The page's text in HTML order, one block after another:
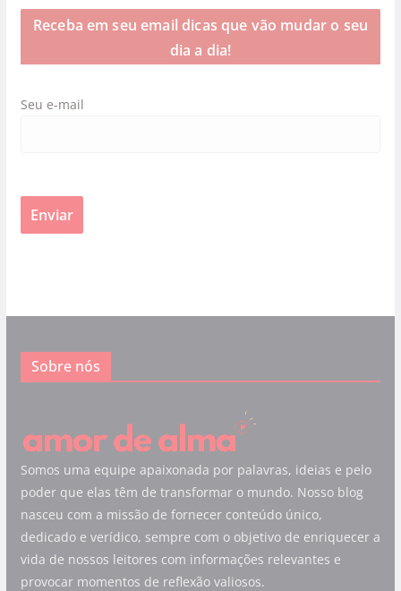
Receba em seu email dicas que vão mudar o seu
dia a dia!
Seu e-mail
Sobre nós
Somos uma equipe apaixonada por palavras, ideias e pelo
poder que elas têm de transformar o mundo. Nosso blog
nasceu com a missão de fornecer conteúdo único,
dedicado e verídico, sempre com o objetivo de enriquecer a
vida de nossos leitores com informações relevantes e
provocar momentos de reflexão valiosos.